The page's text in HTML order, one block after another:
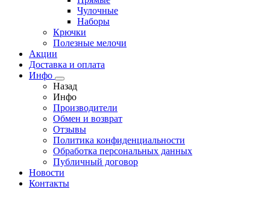
Чулочные
Наборы
Крючки
Полезные мелочи
Акции
Доставка и оплата
Инфо
Назад
Инфо
Производители
Обмен и возврат
Отзывы
Политика конфиденциальности
Обработка персональных данных
Публичный договор
Новости
Контакты